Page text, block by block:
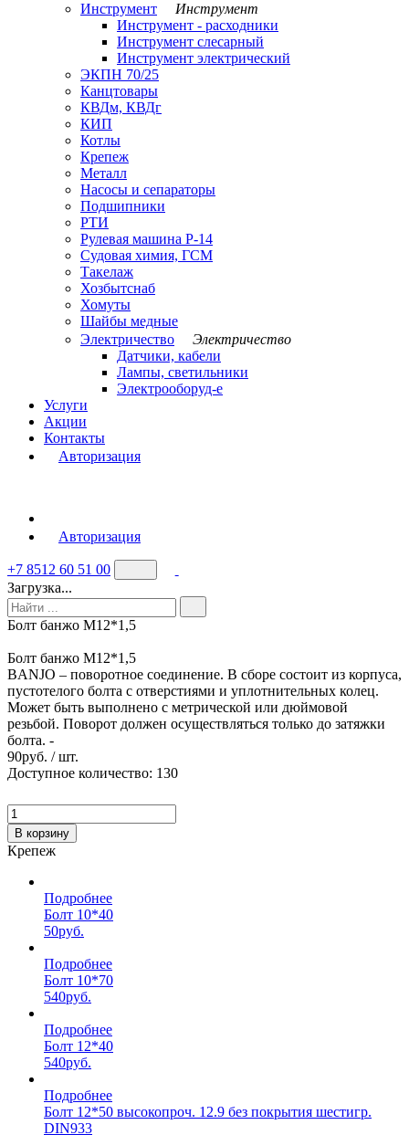
Инструмент
Инструмент
Инструмент - расходники
Инструмент слесарный
Инструмент электрический
ЭКПН 70/25
Канцтовары
КВДм, КВДг
КИП
Котлы
Крепеж
Металл
Насосы и сепараторы
Подшипники
РТИ
Рулевая машина Р-14
Судовая химия, ГСМ
Такелаж
Хозбытснаб
Хомуты
Шайбы медные
Электричество
Электричество
Датчики, кабели
Лампы, светильники
Электрооборуд-е
Услуги
Акции
Контакты
Авторизация
Авторизация
+7 8512 60 51 00
Загрузка...
Болт банжо М12*1,5
Болт банжо М12*1,5
BANJO – поворотное соединение. В сборе состоит из корпуса,
пустотелого болта с отверстиями и уплотнительных колец.
Может быть выполнено с метрической или дюймовой
резьбой. Поворот должен осуществляться только до затяжки
болта. -
90руб. / шт.
Доступное количество: 130
В корзину
Крепеж
Подробнее
Болт 10*40
50руб.
Подробнее
Болт 10*70
540руб.
Подробнее
Болт 12*40
540руб.
Подробнее
Болт 12*50 высокопроч. 12.9 без покрытия шестигр.
DIN933